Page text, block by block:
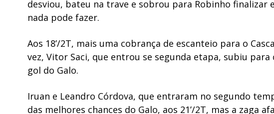
desviou, bateu na trave e sobrou para Robinho finalizar
nada pode fazer.
Aos 18’/2T, mais uma cobrança de escanteio para o
vez, Vitor Saci, que entrou se segunda etapa, subiu
gol do Galo.
Iruan e Leandro Córdova, que entraram no segundo
das melhores chances do Galo, aos 21’/2T, mas a zaga